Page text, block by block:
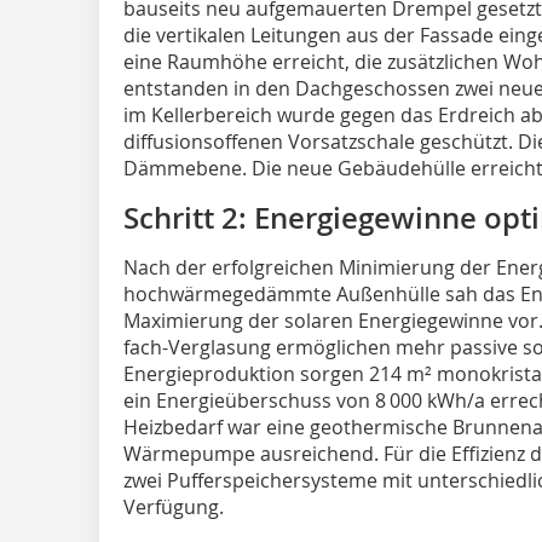
bauseits neu aufgemauerten Drempel
die vertikalen Leitungen aus der Fassade
eine Raumhöhe erreicht, die zusätzlichen
entstanden in den Dachgeschossen zwei
im Kellerbereich wurde gegen das Erdreich
diffusionsoffenen Vorsatzschale geschützt.
Dämmebene. Die neue Gebäudehülle
Schritt 2: Energiegewinne
Nach der erfolgreichen Minimierung der
hochwärmegedämmte Außenhülle sah das
Maximierung der solaren Energiegewinne
fach-Verglasung ermöglichen mehr passive
Energieproduktion sorgen 214 m²
ein Energieüberschuss von 8 000 kWh/a
Heizbedarf war eine geothermische
Wärmepumpe ausreichend. Für die
zwei Pufferspeichersysteme mit
Verfügung.